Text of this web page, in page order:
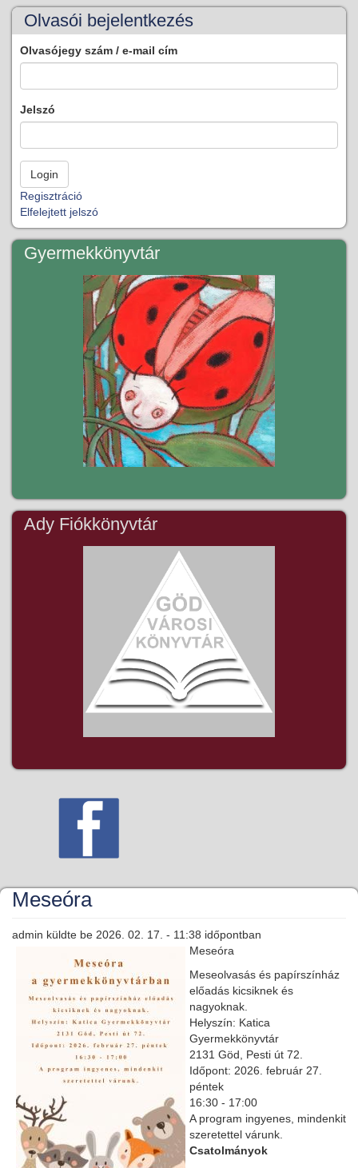
Olvasói bejelentkezés
Olvasójegy szám / e-mail cím
Jelszó
Regisztráció
Elfelejtett jelszó
Gyermekkönyvtár
Ady Fiókkönyvtár
Meseóra
admin küldte be 2026. 02. 17. - 11:38 időpontban
Meseóra
Meseolvasás és papírszínház
előadás kicsiknek és
nagyoknak.
Helyszín: Katica
Gyermekkönyvtár
2131 Göd, Pesti út 72.
Időpont: 2026. február 27.
péntek
16:30 - 17:00
A program ingyenes, mindenkit
szeretettel várunk.
Csatolmányok